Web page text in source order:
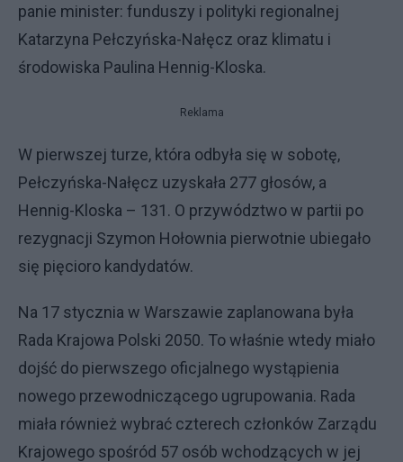
panie minister: funduszy i polityki regionalnej
Katarzyna Pełczyńska-Nałęcz oraz klimatu i
środowiska Paulina Hennig-Kloska.
Reklama
W pierwszej turze, która odbyła się w sobotę,
Pełczyńska-Nałęcz uzyskała 277 głosów, a
Hennig-Kloska – 131. O przywództwo w partii po
rezygnacji Szymon Hołownia pierwotnie ubiegało
się pięcioro kandydatów.
Na 17 stycznia w Warszawie zaplanowana była
Rada Krajowa Polski 2050. To właśnie wtedy miało
dojść do pierwszego oficjalnego wystąpienia
nowego przewodniczącego ugrupowania. Rada
miała również wybrać czterech członków Zarządu
Krajowego spośród 57 osób wchodzących w jej